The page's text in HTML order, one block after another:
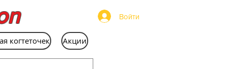
Войти
когтеточек Акции